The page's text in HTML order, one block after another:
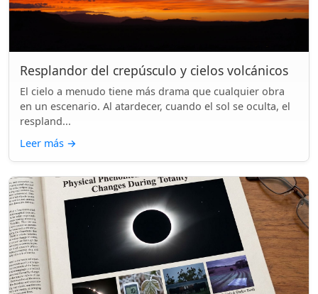
Resplandor del crepúsculo y cielos volcánicos
El cielo a menudo tiene más drama que cualquier obra
en un escenario. Al atardecer, cuando el sol se oculta, el
respland...
Leer más →